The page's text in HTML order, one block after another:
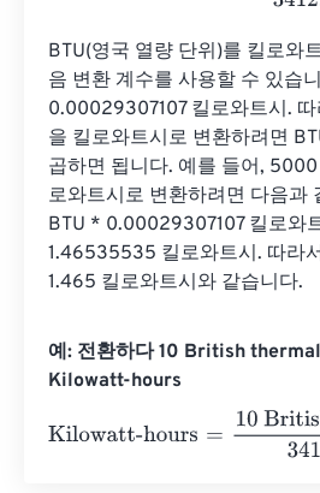
BTU(영국 열량 단위)를 킬로와
음 변환 계수를 사용할 수 있습
0.00029307107 킬로와트시.
을 킬로와트시로 변환하려면
곱하면 됩니다. 예를 들어,
로와트시로 변환하려면 다음과
BTU * 0.00029307107 킬로와
1.46535535 킬로와트시. 따라
1.465 킬로와트시와 같습니다.
예: 전환하다 10 British
Kilowatt-hours
Kilowatt-hours
10 British